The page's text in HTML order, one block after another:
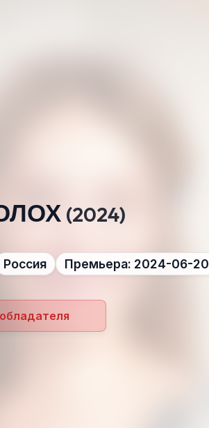
(2024)
Россия Премьера: 2024-06-20